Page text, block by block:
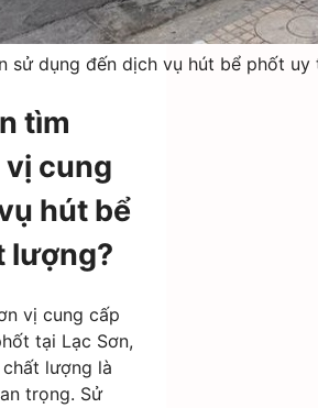
sử dụng đến dịch vụ hút bể phốt uy
tìm
cung
hút bể
lượng?
vị cung cấp
tại Lạc Sơn,
lượng là
trọng. Sử